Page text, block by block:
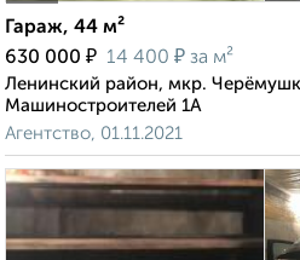
Гараж, 44 м²
630 000 ₽ 14 400 ₽ за м²
Ленинский район, мкр.
Машиностроителей 1А
Агентство, 01.11.2021